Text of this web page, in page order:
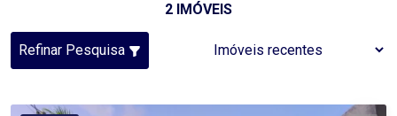
2 IMÓVEIS
Refinar Pesquisa